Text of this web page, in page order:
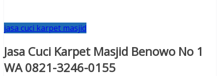
jasa cuci karpet masjid
Jasa Cuci Karpet Masjid Benowo No 1
WA 0821-3246-0155